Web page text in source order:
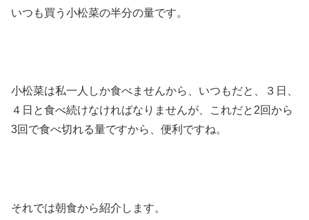
いつも買う小松菜の半分の量です。
小松菜は私一人しか食べませんから、いつもだと、３日、
４日と食べ続けなければなりませんが、これだと2回から
3回で食べ切れる量ですから、便利ですね。
それでは朝食から紹介します。